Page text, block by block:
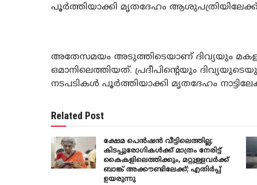
പൂർത്തിയാക്കി മൃതദേഹം ആശുപത്രിയിലേക്ക്
അതേസമയം അടുത്തിടെയാണ് ദിവ്യയും
ഒമാനിലെത്തിയത്. പ്രദീപിന്റെയും
നടപടികൾ പൂർത്തിയാക്കി മൃതദേഹം
Related Post
ക്ഷേമ പെൻഷൻ വീട്ടിലെത്തില്ല;
കിടപ്പുരോഗികൾക്ക് മാത്രം നേരിട്ട്
കൈകളിലെത്തിക്കും, മറ്റുള്ളവർക്ക്
ബാങ്ക് അക്കൗണ്ടിലേക്ക്; എതിർപ്പ്
ഉയരുന്നു